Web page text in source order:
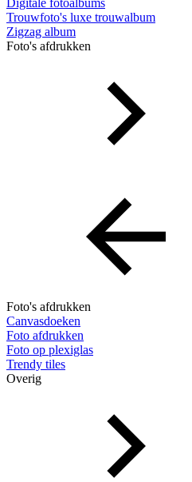
Digitale fotoalbums
Trouwfoto's luxe trouwalbum
Zigzag album
Foto's afdrukken
Foto's afdrukken
Canvasdoeken
Foto afdrukken
Foto op plexiglas
Trendy tiles
Overig